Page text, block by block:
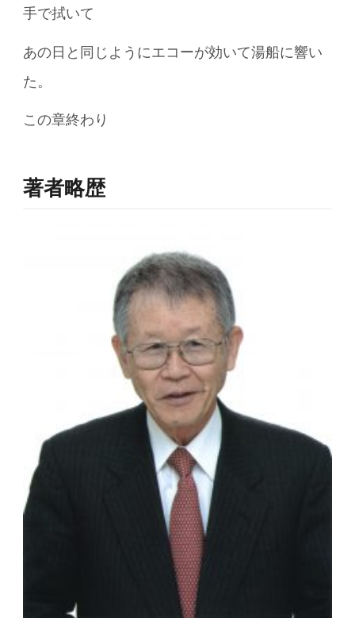
手で拭いて
あの日と同じようにエコーが効いて湯船に響い
た。
この章終わり
著者略歴